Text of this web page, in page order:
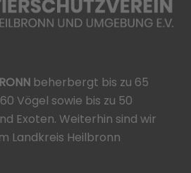
beherbergt bis zu 65
Vögel sowie bis zu 50
Exoten. Weiterhin sind wir
Landkreis Heilbronn